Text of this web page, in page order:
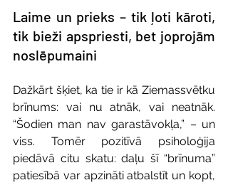
Laime un prieks – tik ļoti kāroti,
tik bieži apspriesti, bet joprojām
noslēpumaini
Dažkārt šķiet, ka tie ir kā Ziemassvētku
brīnums: vai nu atnāk, vai neatnāk.
“Šodien man nav garastāvokļa,” – un
viss. Tomēr pozitīvā psiholoģija
piedāvā citu skatu: daļu šī “brīnuma”
patiesībā var apzināti atbalstīt un kopt,